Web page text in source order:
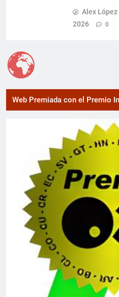
Alex
2026
0
Web Premiada con el Premio